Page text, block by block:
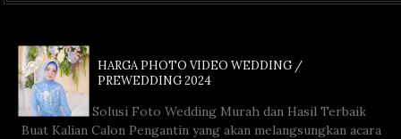
HARGA PHOTO VIDEO WEDDING /
PREWEDDING 2024
Solusi Foto Wedding Murah dan Hasil Terbaik
Buat Kalian Calon Pengantin yang akan melangsungkan acara